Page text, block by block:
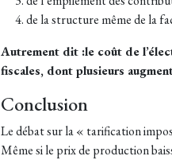
de la structure même de la
Autrement dit :le coût de
fiscales, dont plusieurs
Conclusion
Le débat sur la « tarification
Même si le prix de production